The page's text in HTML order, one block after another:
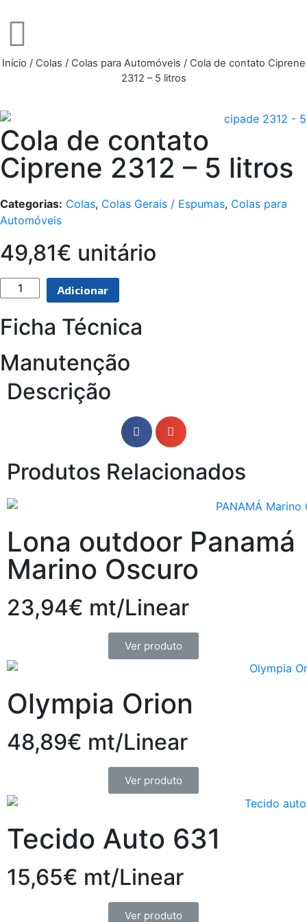
Início / Colas / Colas para Automóveis / Cola de contato Ciprene
2312 – 5 litros
Cola de contato
Ciprene 2312 – 5 litros
Categorias: Colas, Colas Gerais / Espumas, Colas para
Automóveis
49,81€ unitário
Adicionar
Ficha Técnica
Manutenção
Descrição
Produtos Relacionados
Lona outdoor Panamá
Marino Oscuro
23,94€ mt/Linear
Ver produto
Olympia Orion
48,89€ mt/Linear
Ver produto
Tecido Auto 631
15,65€ mt/Linear
Ver produto